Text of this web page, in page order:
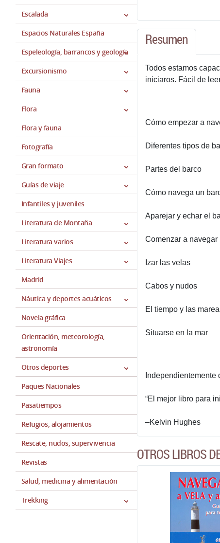
Escalada
Espacios Naturales España
Espeleología, barrancos y geología
Excursionismo
Fauna
Flora
Flora y fauna
Fotografía
Gran formato
Guías de viaje
Infantiles y juveniles
Literatura de Montaña
Literatura varios
Literatura Viajes
Madrid
Náutica y deportes acuáticos
Novela gráfica
Orientación, meteorología,
astronomía
Otros deportes
Paques Nacionales
Pasatiempos
Refugios, alojamientos
Rescate, nudos, supervivencia
Revistas
Salud, medicina y alimentación
Trekking
Resumen
Todos estamos
iniciaros. Fácil de
Cómo empezar a
Diferentes tipos de
Partes del barco
Cómo navega un
Aparejar y echar el
Comenzar a navegar
Izar las velas
Cabos y nudos
El tiempo y las
Situarse en la mar
“El mejor libro para
–Kelvin Hughes
OTROS LIBROS